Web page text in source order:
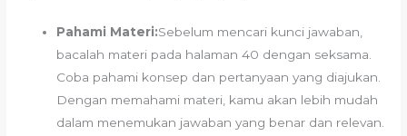
Pahami Materi:Sebelum mencari kunci jawaban,
bacalah materi pada halaman 40 dengan seksama.
Coba pahami konsep dan pertanyaan yang diajukan.
Dengan memahami materi, kamu akan lebih mudah
dalam menemukan jawaban yang benar dan relevan.